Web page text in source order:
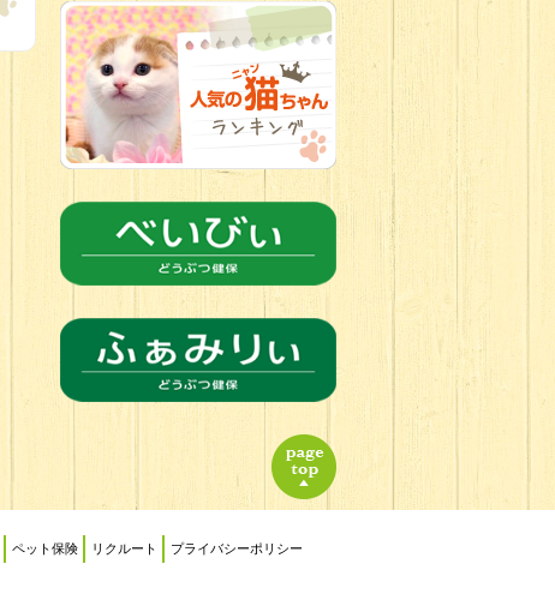
2026.06.24
人懐っこすぎ
なわんちゃんず
2026.06.21
転入生のご紹
介(*ﾉωﾉ)
ペット保険 リクルート プライバシーポリシー